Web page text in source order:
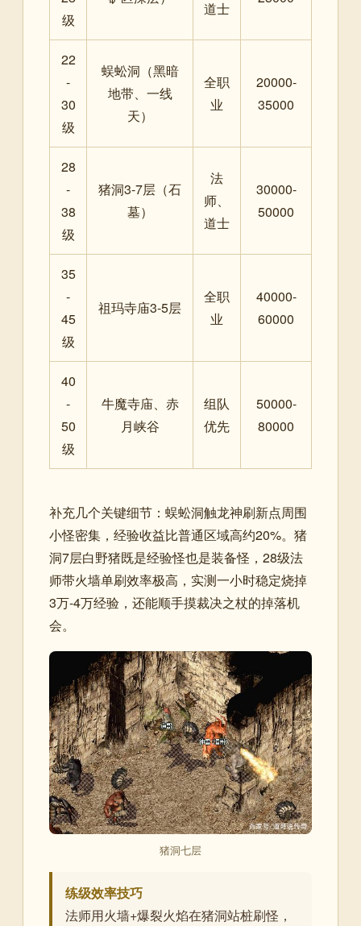
级
道士
22
-
30
级
蜈蚣洞（黑暗
地带、一线
天）
全职
业
20000-
35000
28
-
38
级
猪洞3-7层（石
墓）
法
师、
道士
30000-
50000
35
-
45
级
祖玛寺庙3-5层
全职
业
40000-
60000
40
-
50
级
牛魔寺庙、赤
月峡谷
组队
优先
50000-
80000
补充几个关键细节：蜈蚣洞触龙神刷新点周围
小怪密集，经验收益比普通区域高约20%。猪
洞7层白野猪既是经验怪也是装备怪，28级法
师带火墙单刷效率极高，实测一小时稳定烧掉
3万-4万经验，还能顺手摸裁决之杖的掉落机
会。
猪洞七层
练级效率技巧
法师用火墙+爆裂火焰在猪洞站桩刷怪，